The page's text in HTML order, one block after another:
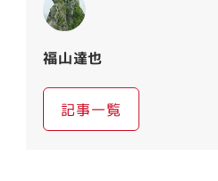
福山達也
記事一覧